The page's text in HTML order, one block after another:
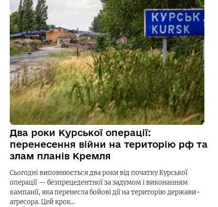
Два роки Курської операції:
перенесення війни на територію рф та
злам планів Кремля
Сьогодні виповнюється два роки від початку Курської
операції — безпрецедентної за задумом і виконанням
кампанії, яка перенесла бойові дії на територію держави-
агресора. Цей крок…